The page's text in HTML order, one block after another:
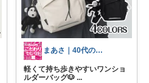
まあさ｜40代のこだわりセレクト
軽くて持ち歩きやすいワンショ
ルダーバッグ🐶 ...